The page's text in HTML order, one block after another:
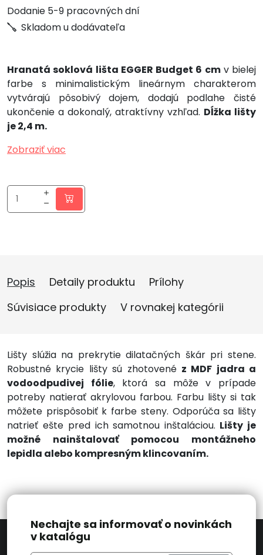
Dodanie 5-9 pracovných dní
Skladom u dodávateľa
Hranatá soklová lišta EGGER Budget 6 cmv bielej
farbe s minimalistickým lineárnym charakterom
vytvárajú pôsobivý dojem, dodajú podlahe čisté
ukončenie a dokonalý, atraktívny vzhľad. Dĺžka lišty
je 2,4 m.
Zobraziť viac
Popis Detaily produktu
Prílohy
Súvisiace produkty
V rovnakej kategórii
Lišty slúžia na prekrytie dilatačných škár pri stene.
Robustné krycie lišty sú zhotovené z MDF jadra a
vodoodpudivej fólie, ktorá sa môže v prípade
potreby natierať akrylovou farbou. Farbu lišty si tak
môžete prispôsobiť k farbe steny. Odporúča sa lišty
natrieť ešte pred ich samotnou inštaláciou. Lišty je
možné nainštalovať pomocou montážneho
lepidla alebo kompresným klincovaním.
Nechajte sa informovať o novinkách
v katalógu